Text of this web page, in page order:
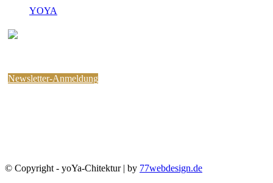
YOYA
Newsletter-Anmeldung
© Copyright - yoYa-Chitektur | by 77webdesign.de